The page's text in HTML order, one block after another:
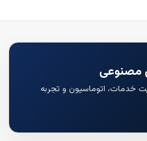
خدمات، اتوماسیون و تجربه